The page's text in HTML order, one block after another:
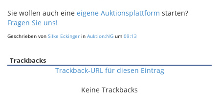
Sie wollen auch eine eigene Auktionsplattform starten?
Fragen Sie uns!
Geschrieben von Silke Eckinger in Auktion:NG um 09:13
Trackbacks
Trackback-URL für diesen Eintrag
Keine Trackbacks